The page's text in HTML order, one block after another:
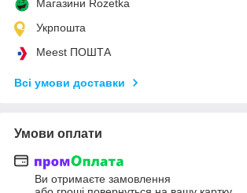
Магазини Rozetka
Укрпошта
Meest ПОШТА
Всі умови доставки
Умови оплати
Ви отримаєте замовлення